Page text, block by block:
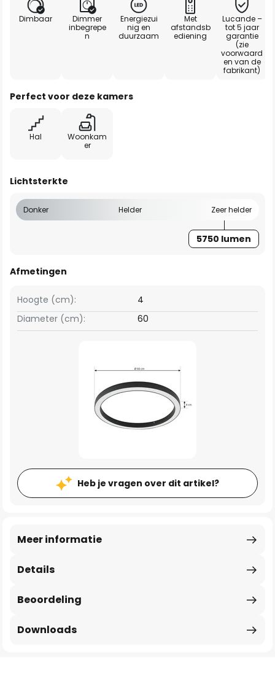
Dimbaar
Dimmer
inbegrepe
n
Energiezui
nig en
duurzaam
Met
afstandsb
ediening
Lucande –
tot 5 jaar
garantie
(zie
voorwaard
en van de
fabrikant)
Perfect voor deze kamers
Hal
Woonkam
er
Lichtsterkte
Donker Helder Zeer helder
5750 lumen
Afmetingen
Hoogte (cm):
4
Diameter (cm):
60
Heb je vragen over dit artikel?
Details
Meer informatie
Beoordeling
Downloads